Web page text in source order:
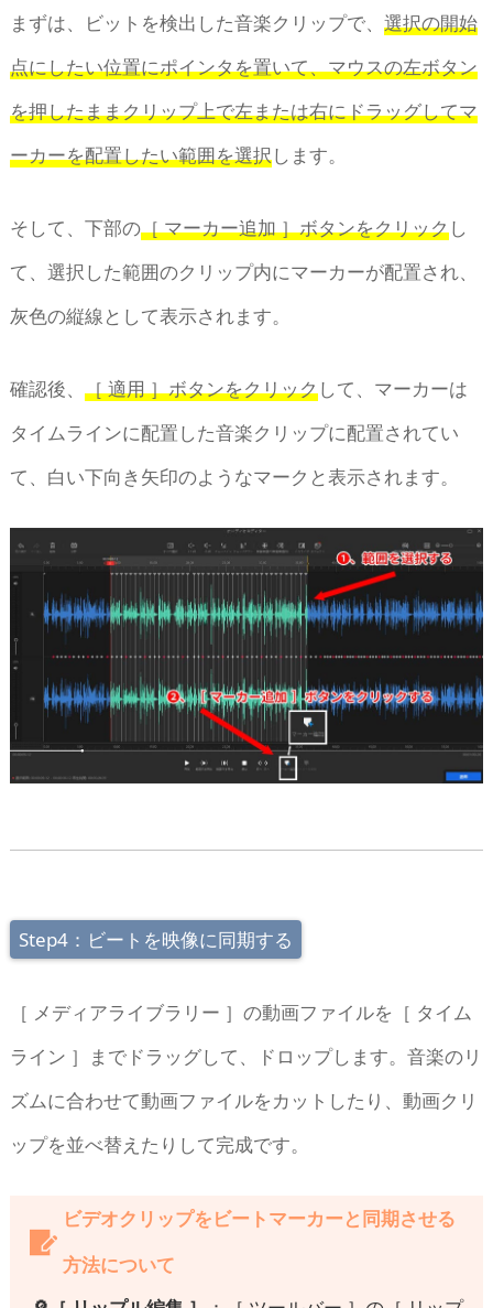
まずは、ビットを検出した音楽クリップで、 選択の開始
点にしたい位置にポインタを置いて、マウスの左ボタン
を押したままクリップ上で左または右にドラッグしてマ
ーカーを配置したい範囲を選択します。
そして、下部の［ マーカー追加 ］ボタンをクリックし
て、選択した範囲のクリップ内にマーカーが配置され、
灰色の縦線として表示されます。
確認後、 ［ 適用 ］ボタンをクリックして、マーカーは
タイムラインに配置した音楽クリップに配置されてい
て、白い下向き矢印のようなマークと表示されます。
Step4：ビートを映像に同期する
［ メディアライブラリー ］の動画ファイルを［ タイム
ライン ］までドラッグして、ドロップします。音楽のリ
ズムに合わせて動画ファイルをカットしたり、動画クリ
ップを並べ替えたりして完成です。
ビデオクリップをビートマーカーと同期させる
方法について